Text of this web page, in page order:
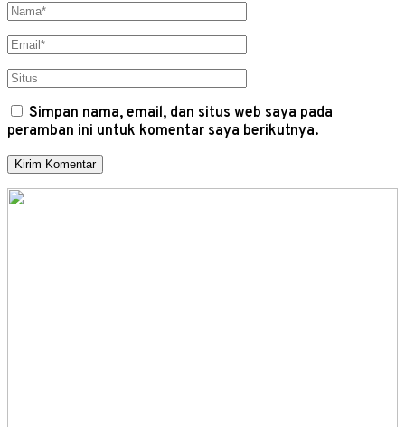
Simpan nama, email, dan situs web saya pada
peramban ini untuk komentar saya berikutnya.